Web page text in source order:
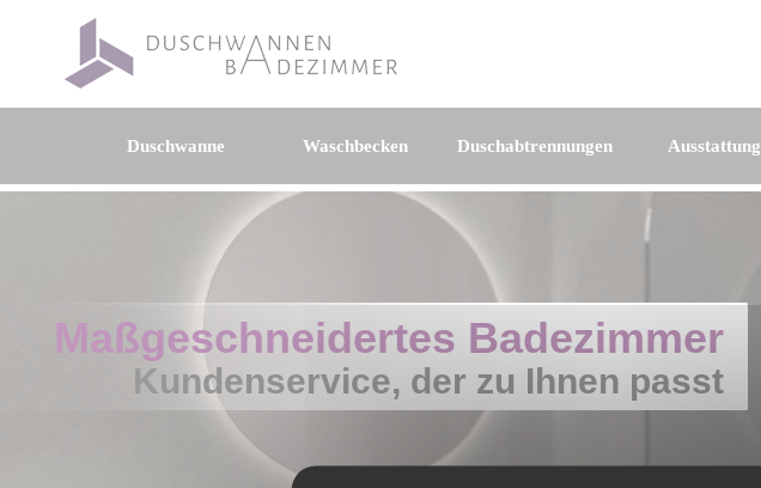
Duschwanne Waschbecken Duschabtrennungen Ausstattung
Maßgeschneidertes Badezimmer
Kundenservice, der zu Ihnen passt